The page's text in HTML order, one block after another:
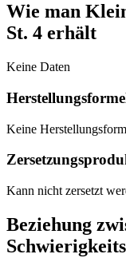
Wie man
St. 4 erhält
Keine Daten
Keine
Kann nicht zersetzt
Beziehung